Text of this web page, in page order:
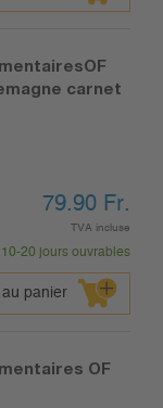
carnet
79.90 Fr.
TVA incluse
20 jours ouvrables
panier
OF